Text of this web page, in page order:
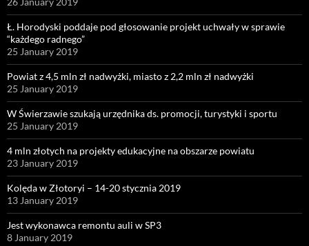
Ł. Horodyski poddaje pod głosowanie projekt uchwały w sprawie
“każdego radnego”
25 January 2019
Powiat z 4,5 mln zł nadwyżki, miasto z 2,2 mln zł nadwyżki
25 January 2019
W Świerzawie szukają urzędnika ds. promocji, turystyki i sportu
25 January 2019
4 mln złotych na projekty edukacyjne na obszarze powiatu
23 January 2019
Kolęda w Złotoryi – 14-20 stycznia 2019
13 January 2019
Jest wykonawca remontu auli w SP3
8 January 2019